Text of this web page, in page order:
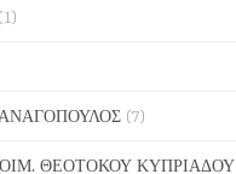
(1)
(7)
ΘΕΟΤΟΚΟΥ ΚΥΠΡΙΑΔΟΥ